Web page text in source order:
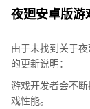
夜廻安卓版游
由于未找到关于
的更新说明：
游戏开发者会不
戏性能。